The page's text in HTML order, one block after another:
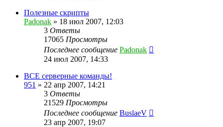
Полезные скрипты
Padonak » 18 июл 2007, 12:03
3 Ответы
17065 Просмотры
Последнее сообщение Padonak
24 июл 2007, 14:33
ВСЕ серверные команды!
951 » 22 апр 2007, 14:21
3 Ответы
21529 Просмотры
Последнее сообщение BuslaeV
23 апр 2007, 19:07